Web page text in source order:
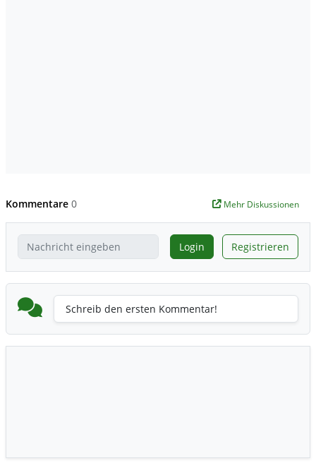
Kommentare 0 Mehr Diskussionen
Login Registrieren
Schreib den ersten Kommentar!